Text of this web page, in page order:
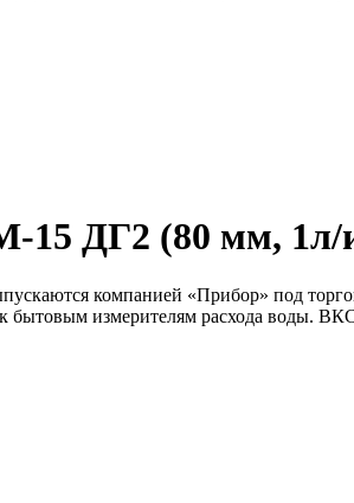
15 ДГ2 (80 мм, 1л/
компанией «Прибор» под
бытовым измерителям расхода воды.